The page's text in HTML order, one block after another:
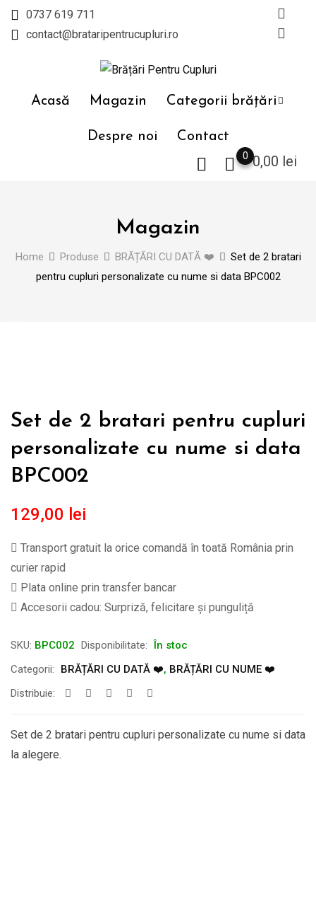
Skip
0737 619 711
contact@brataripentrucupluri.ro
Acasă Magazin Categorii brățări
Despre noi Contact
0,00 lei
0
Magazin
Home Produse BRĂȚĂRI CU DATĂ ❤️
Set de 2 bratari
pentru cupluri personalizate cu nume si data BPC002
Set de 2 bratari pentru cupluri
personalizate cu nume si data
BPC002
129,00 lei
Transport gratuit la orice comandă în toată România prin
curier rapid
Plata online prin transfer bancar
Accesorii cadou: Surpriză, felicitare și punguliță
SKU: BPC002 Disponibilitate: În stoc
Categorii:
BRĂȚĂRI CU DATĂ ❤️, BRĂȚĂRI CU NUME ❤️
Distribuie:
Set de 2 bratari pentru cupluri personalizate cu nume si data
la alegere.